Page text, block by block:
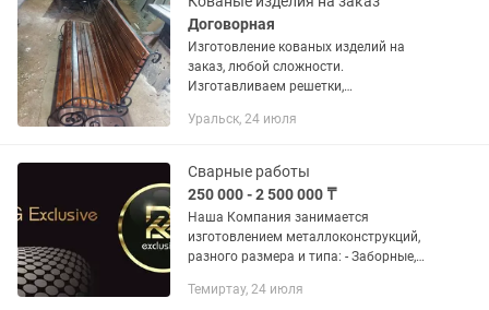
Договорная
Изготовление кованых изделий на
заказ, любой сложности.
Изготавливаем решетки,
и многое другое
Уральск, 24 июля
Сварные работы
250 000 - 2 500 000 ₸
Наша Компания занимается
изготовлением металлоконструкций,
разного размера и типа: - Заборные,
изделия: Разные ворота, заборы,
Темиртау, 24 июля